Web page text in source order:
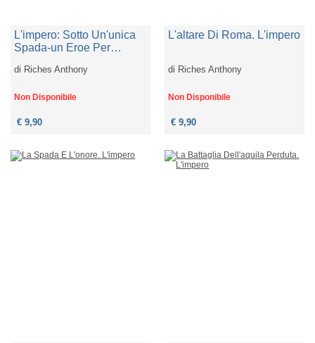
L'impero: Sotto Un'unica
Spada-un Eroe Per
Dell'aquila
di Riches Anthony
Non Disponibile
€ 9,90
L'altare Di Roma. L'impero
di Riches Anthony
Non Disponibile
€ 9,90